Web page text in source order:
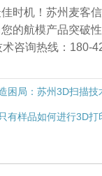
时机！苏州麦客
的航模产品突破
咨询热线：180-
困局：苏州3D扫描
有样品如何进行3D打